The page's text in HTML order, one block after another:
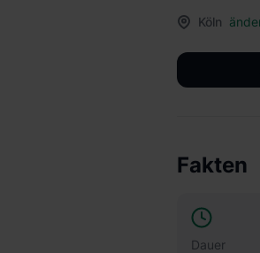
Köln
Fakten
Dauer